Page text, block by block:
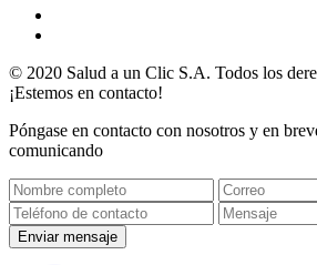
© 2020 Salud a un Clic S.A. Todos los
¡Estemos en contacto!
Póngase en contacto con nosotros y en
comunicando